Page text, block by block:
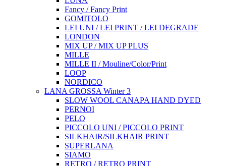
Fancy / Fancy Print
GOMITOLO
LEI UNI / LEI PRINT / LEI DEGRADE
LONDON
MIX UP / MIX UP PLUS
MILLE
MILLE II / Mouline/Color/Print
LOOP
NORDICO
LANA GROSSA Winter 3
SLOW WOOL CANAPA HAND DYED
PERNOI
PELO
PICCOLO UNI / PICCOLO PRINT
SILKHAIR/SILKHAIR PRINT
SUPERLANA
SIAMO
RETRO / RETRO PRINT